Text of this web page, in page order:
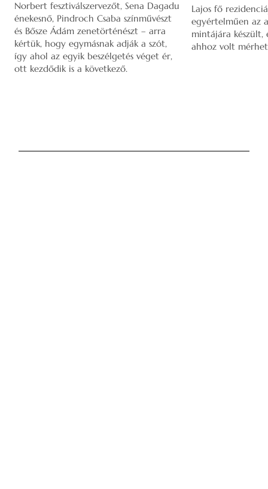
Norbert fesztiválszervezőt, Sena Dagadu
énekesnő, Pindroch Csaba színművészt
és Bősze Ádám zenetörténészt – arra
kértük, hogy egymásnak adják a szót,
így ahol az egyik beszélgetés véget ér,
ott kezdődik is a következő.
Lajos fő
egyértelműen az
mintájára készült,
ahhoz volt